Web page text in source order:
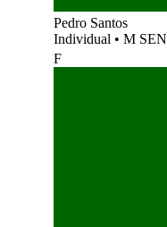
Pedro Santos
Individual • M SEN
F